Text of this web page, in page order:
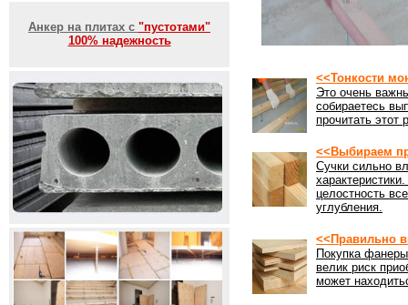
Анкер на плитах с "пустотами"
100% надежность
<<Тонкости
Это очень
собираетесь
прочитать этот
<<Выбираем
Сучки сильно
целостность
углубления.
<<Правильно
Покупка
велик риск
может